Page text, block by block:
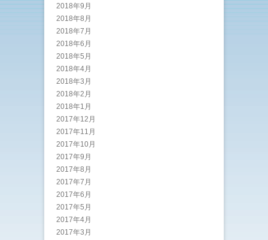
2018年9月
2018年8月
2018年7月
2018年6月
2018年5月
2018年4月
2018年3月
2018年2月
2018年1月
2017年12月
2017年11月
2017年10月
2017年9月
2017年8月
2017年7月
2017年6月
2017年5月
2017年4月
2017年3月